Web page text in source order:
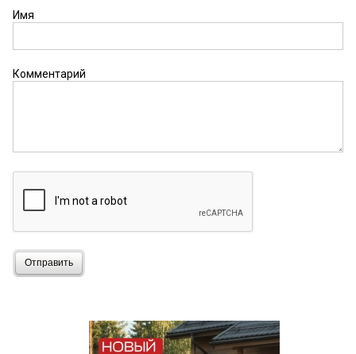
Имя
Комментарий
Отправить